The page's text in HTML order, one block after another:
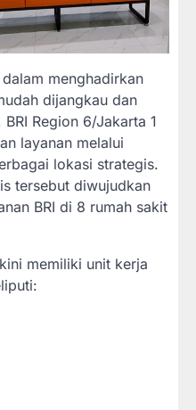
menghadirkan
dijangkau dan
Region 6/Jakarta 1
layanan melalui
lokasi strategis.
tersebut diwujudkan
BRI di 8 rumah sakit
memiliki unit kerja